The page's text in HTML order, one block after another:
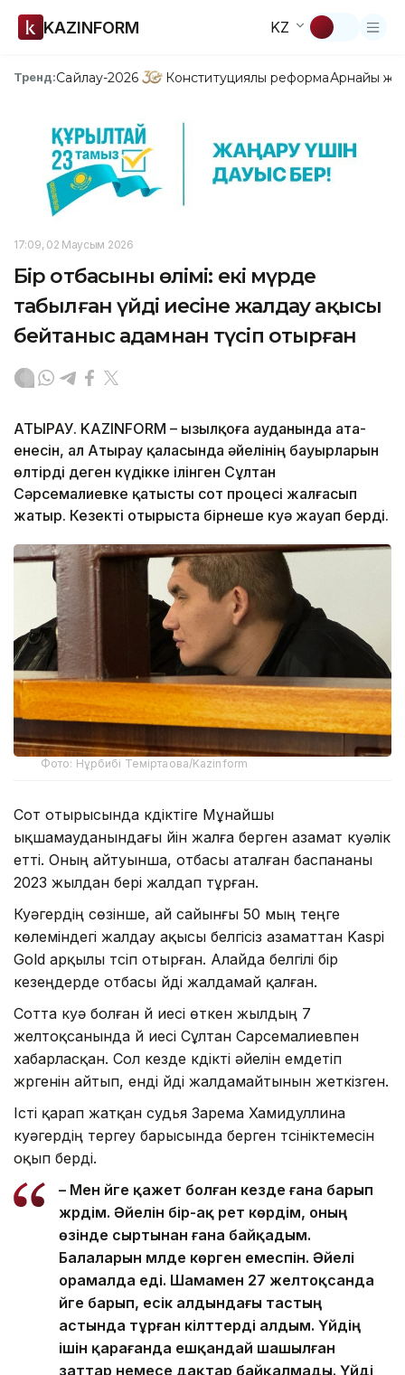
KAZINFORM KZ
Тренд:Сайлау-2026 Конституциялық реформаАрнайы
17:09, 02 Маусым 2026
Бір отбасының өлімі: екі мүрде
табылған үйдің иесіне жалдау ақысы
бейтаныс адамнан түсіп отырған
АТЫРАУ. KAZINFORM – Қызылқоға ауданында ата-
енесін, ал Атырау қаласында әйелінің бауырларын
өлтірді деген күдікке ілінген Сұлтан
Сәрсемалиевке қатысты сот процесі жалғасып
жатыр. Кезекті отырыста бірнеше куә жауап берді.
Фото: Нұрбибі Теміртаова/Kazinform
Сот отырысында күдіктіге Мұнайшы
ықшамауданындағы үйін жалға берген азамат куәлік
етті. Оның айтуынша, отбасы аталған баспананы
2023 жылдан бері жалдап тұрған.
Куәгердің сөзінше, ай сайынғы 50 мың теңге
көлеміндегі жалдау ақысы белгісіз азаматтан Kaspi
Gold арқылы түсіп отырған. Алайда белгілі бір
кезеңдерде отбасы үйді жалдамай қалған.
Сотта куә болған үй иесі өткен жылдың 7
желтоқсанында үй иесі Сұлтан Сарсемалиевпен
хабарласқан. Сол кезде күдікті әйелін емдетіп
жүргенін айтып, енді үйді жалдамайтынын жеткізген.
Істі қарап жатқан судья Зарема Хамидуллина
куәгердің тергеу барысында берген түсініктемесін
оқып берді.
– Мен үйге қажет болған кезде ғана барып
жүрдім. Әйелін бір-ақ рет көрдім, оның
өзінде сыртынан ғана байқадым.
Балаларын мүлде көрген емеспін. Әйелі
орамалда еді. Шамамен 27 желтоқсанда
үйге барып, есік алдындағы тастың
астында тұрған кілттерді алдым. Үйдің
ішін қарағанда ешқандай шашылған
заттар немесе дақтар байқалмады. Үйді